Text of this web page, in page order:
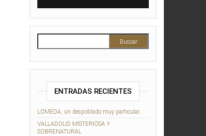
ENTRADAS RECIENTES
LOMEDA, un despoblado muy particular…
VALLADOLID MISTERIOSA Y
SOBRENATURAL